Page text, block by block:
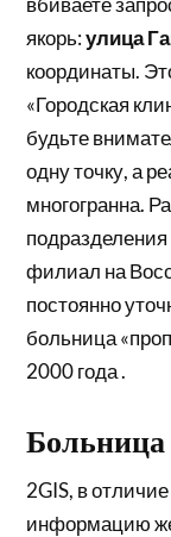
якорь:улица
координаты.
«Городская
будьте
одну точку, а
многогранна.
филиал на
постоянно
больница
2000 года .
2GIS, в
информацию